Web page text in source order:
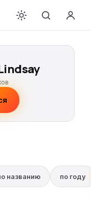
названию по году